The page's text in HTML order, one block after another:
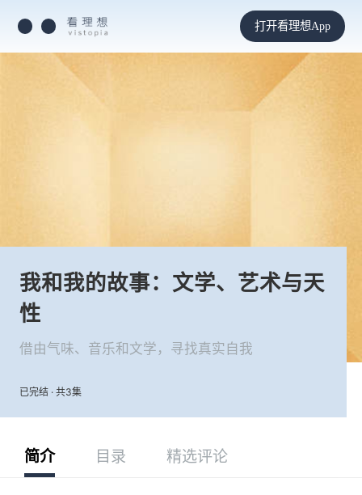
打开看理想App
我和我的故事：文学、艺术与天
性
借由气味、音乐和文学，寻找真实自我
已完结 · 共3集
简介 目录 精选评论